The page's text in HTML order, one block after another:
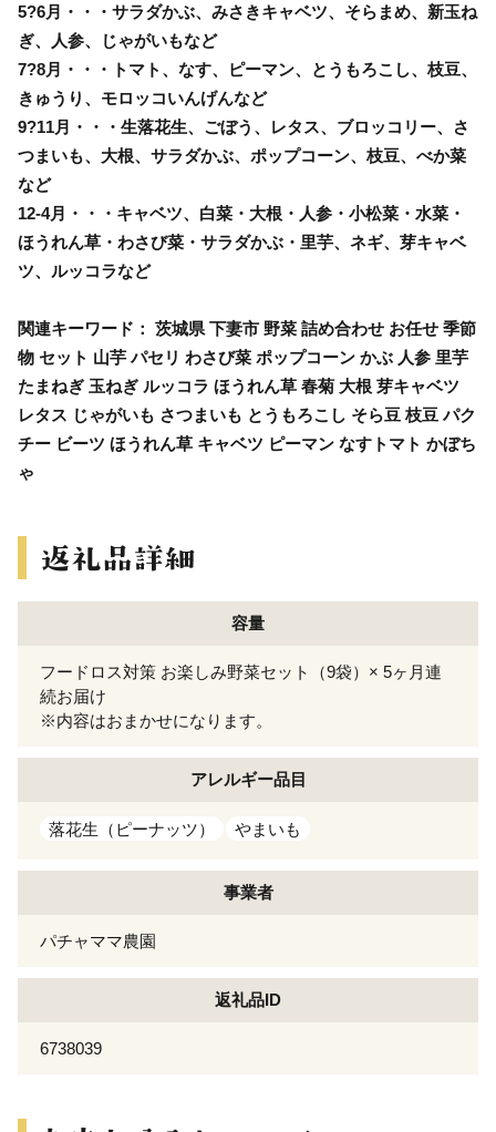
5?6月・・・サラダかぶ、みさきキャベツ、そらまめ、新玉ね
ぎ、人参、じゃがいもなど
7?8月・・・トマト、なす、ピーマン、とうもろこし、枝豆、
きゅうり、モロッコいんげんなど
9?11月・・・生落花生、ごぼう、レタス、ブロッコリー、さ
つまいも、大根、サラダかぶ、ポップコーン、枝豆、べか菜
など
12-4月・・・キャベツ、白菜・大根・人参・小松菜・水菜・
ほうれん草・わさび菜・サラダかぶ・里芋、ネギ、芽キャベ
ツ、ルッコラなど
関連キーワード： 茨城県 下妻市 野菜 詰め合わせ お任せ 季節
物 セット 山芋 パセリ わさび菜 ポップコーン かぶ 人参 里芋
たまねぎ 玉ねぎ ルッコラ ほうれん草 春菊 大根 芽キャベツ
レタス じゃがいも さつまいも とうもろこし そら豆 枝豆 パク
チー ビーツ ほうれん草 キャベツ ピーマン なすトマト かぼち
ゃ
容量
フードロス対策 お楽しみ野菜セット（9袋）× 5ヶ月連
続お届け
※内容はおまかせになります。
アレルギー品目
落花生（ピーナッツ） やまいも
事業者
パチャママ農園
返礼品ID
6738039